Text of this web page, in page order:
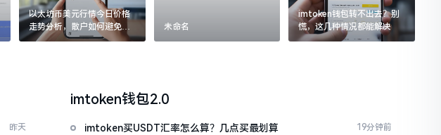
以太坊币美元行情今日价格
走势分析，散户如何避免追
涨杀跌被套牢
未命名
imtoken钱包转不出去？别
慌，这几种情况都能解决
昨天
imtoken钱包2.0
imtoken买USDT汇率怎么算？几点买最划算 19分钟前